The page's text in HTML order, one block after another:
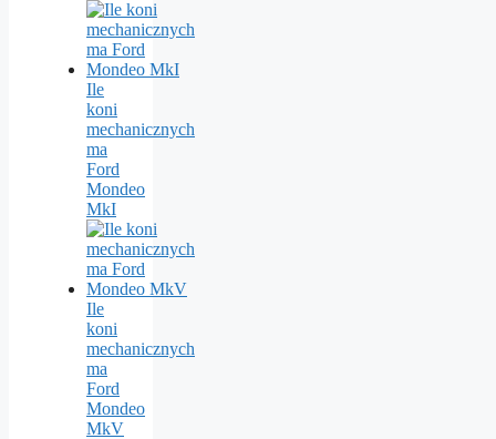
Ile
koni
mechanicznych
ma
Ford
Mondeo
MkI
Ile
koni
mechanicznych
ma
Ford
Mondeo
MkV